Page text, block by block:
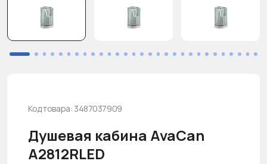
Код товара: 3487037909
Душевая кабина AvaCan
A2812RLED